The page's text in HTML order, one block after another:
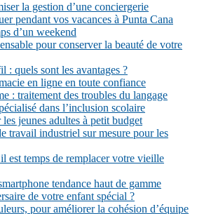
la gestion d’une conciergerie
pendant vos vacances à Punta Cana
d’un weekend
pour conserver la beauté de votre
: quels sont les avantages ?
en ligne en toute confiance
: traitement des troubles du langage
dans l’inclusion scolaire
jeunes adultes à petit budget
travail industriel sur mesure pour les
est temps de remplacer votre vieille
tendance haut de gamme
de votre enfant spécial ?
pour améliorer la cohésion d’équipe